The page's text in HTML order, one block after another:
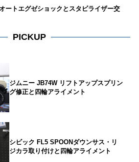
ートエグゼショックとスタビライザー交
PICKUP
ジムニー JB74W リフトアップスプリン
グ修正と四輪アライメント
シビック FL5 SPOONダウンサス・リ
ジカラ取り付けと四輪アライメント